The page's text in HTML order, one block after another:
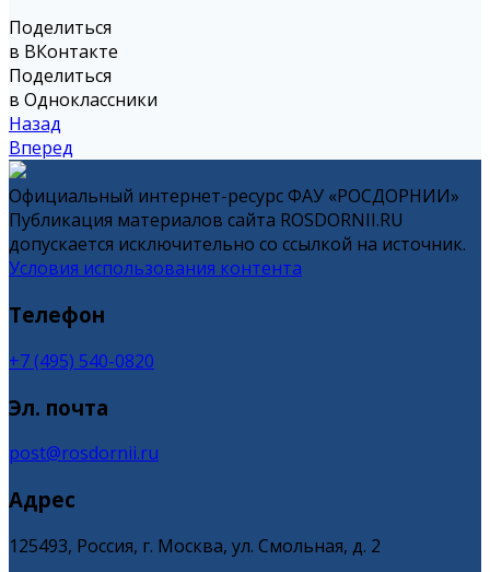
Поделиться
в ВКонтакте
Поделиться
в Одноклассники
Назад
Вперед
Официальный интернет-ресурс ФАУ «РОСДОРНИИ»
Публикация материалов сайта ROSDORNII.RU
допускается исключительно со ссылкой на источник.
Условия использования контента
Телефон
+7 (495) 540-0820
Эл. почта
post@rosdornii.ru
Адрес
125493, Россия, г. Москва, ул. Смольная, д. 2